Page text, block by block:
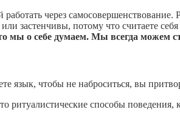
через
застенчивы, потому что считаете
мы о себе думаем. Мы всегда можем
язык, чтобы не наброситься, вы
ритуалистические способы